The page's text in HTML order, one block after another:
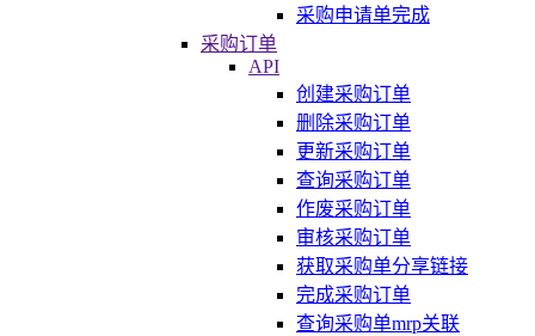
采购申请单完成
采购订单
API
创建采购订单
删除采购订单
更新采购订单
查询采购订单
作废采购订单
审核采购订单
获取采购单分享链接
完成采购订单
查询采购单mrp关联